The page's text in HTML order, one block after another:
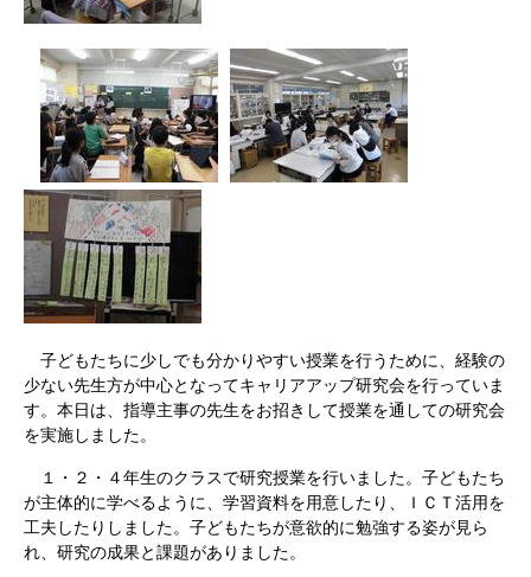
子どもたちに少しでも分かりやすい授業を行うために、経験の
少ない先生方が中心となってキャリアアップ研究会を行っていま
す。本日は、指導主事の先生をお招きして授業を通しての研究会
を実施しました。
１・２・４年生のクラスで研究授業を行いました。子どもたち
が主体的に学べるように、学習資料を用意したり、ＩＣＴ活用を
工夫したりしました。子どもたちが意欲的に勉強する姿が見ら
れ、研究の成果と課題がありました。